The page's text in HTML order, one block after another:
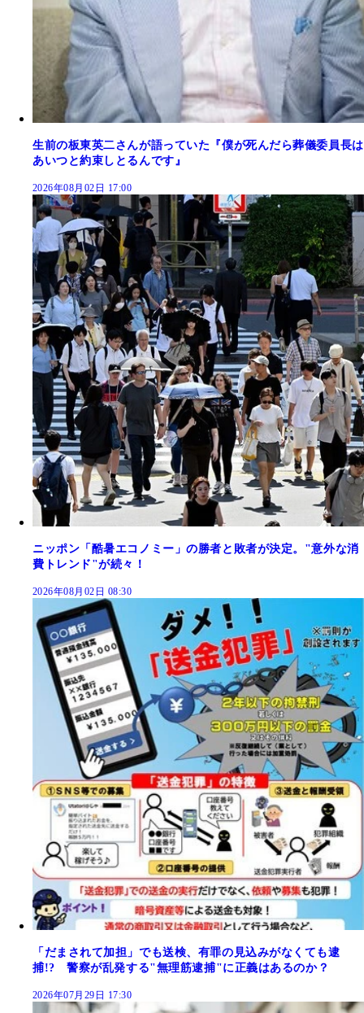
生前の板東英二さんが語っていた『僕が死んだら葬儀委員長は
あいつと約束しとるんです』
2026年08月02日 17:00
ニッポン「酷暑エコノミー」の勝者と敗者が決定。"意外な消
費トレンド"が続々！
2026年08月02日 08:30
「だまされて加担」でも送検、有罪の見込みがなくても逮
捕!? 警察が乱発する"無理筋逮捕"に正義はあるのか？
2026年07月29日 17:30